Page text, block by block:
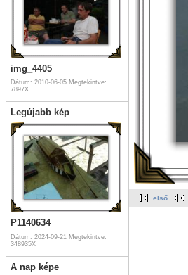
img_4405
Dátum: 2010-06-05 Megtekintve:
7897X
Legújabb kép
P1140634
Dátum: 2024-09-21 Megtekintve:
348935X
A nap képe
első